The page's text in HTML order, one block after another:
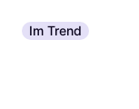
Im Trend